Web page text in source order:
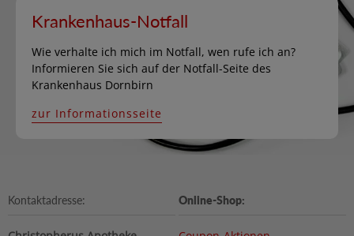
Krankenhaus-Notfall
Wie verhalte ich mich im Notfall, wen rufe ich an?
Informieren Sie sich auf der Notfall-Seite des
Krankenhaus Dornbirn
zur Informationsseite
Kontaktadresse: Online-Shop: